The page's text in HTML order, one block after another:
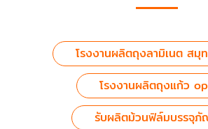
โรงงานผลิตถุงลามิเนต สมุ
โรงงานผลิตถุงแก้ว
รับผลิตม้วนฟิล์มบรรจุ